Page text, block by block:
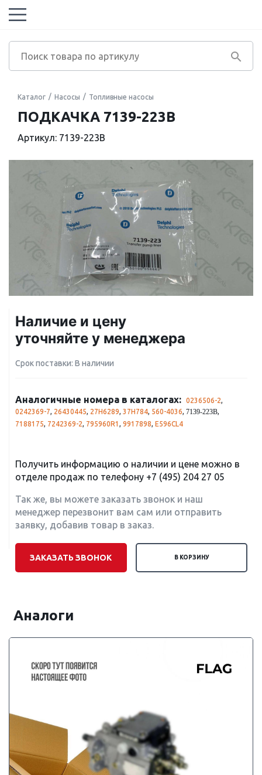
Каталог Насосы Топливные насосы
ПОДКАЧКА 7139-223B
Артикул: 7139-223B
Наличие и цену
уточняйте у менеджера
Срок поставки: В наличии
Аналогичные номера в каталогах: 0236506-2,
0242369-7, 26430445, 27H6289, 37H784, 560-4036, 7139-223B,
7188175, 7242369-2, 795960R1 , 9917898, E596CL4
Получить информацию о наличии и цене можно в
отделе продаж по телефону +7 (495) 204 27 05
Так же, вы можете заказать звонок и наш
менеджер перезвонит вам сам или отправить
заявку, добавив товар в заказ.
ЗАКАЗАТЬ ЗВОНОК В КОРЗИНУ
Аналоги